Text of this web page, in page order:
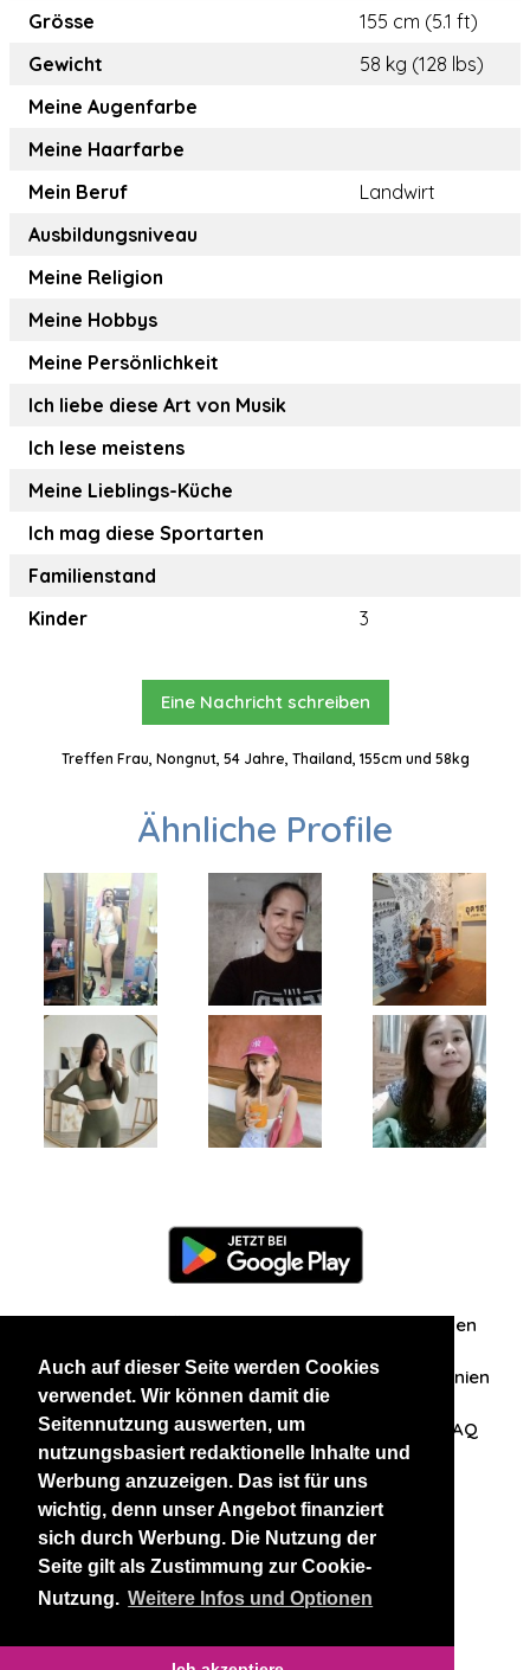
Auch auf dieser Seite werden Cookies
verwendet. Wir können damit die
Seitennutzung auswerten, um
nutzungsbasiert redaktionelle Inhalte und
Werbung anzuzeigen. Das ist für uns
wichtig, denn unser Angebot finanziert
sich durch Werbung. Die Nutzung der
Seite gilt als Zustimmung zur Cookie-
Nutzung. Weitere Infos und Optionen
Grösse
155 cm (5.1 ft)
Gewicht
58 kg (128 lbs)
Meine Augenfarbe
Meine Haarfarbe
Mein Beruf
Landwirt
Ausbildungsniveau
Meine Religion
Meine Hobbys
Meine Persönlichkeit
Ich liebe diese Art von Musik
Ich lese meistens
Meine Lieblings-Küche
Ich mag diese Sportarten
Familienstand
Kinder
3
Eine Nachricht schreiben
Treffen Frau, Nongnut, 54 Jahre, Thailand, 155cm und 58kg
Ähnliche Profile
Zuschriften/Erfahrungen
Datenschutzerklärung AGB Datenschutzrichtlinien
Nehmen Sie Kontakt mit uns auf FAQ
Unsere anderen Websites
BlackAndBeauties RussianKisses
Copyright 2026 thaidatevip